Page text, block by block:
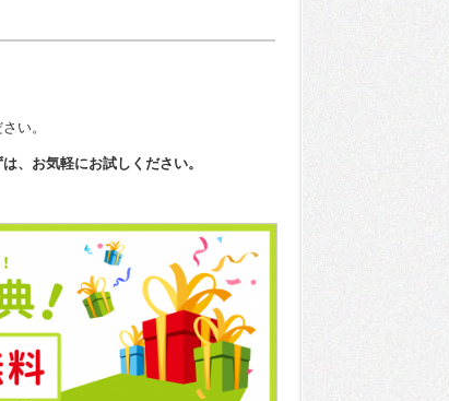
い。
、お気軽にお試しください。